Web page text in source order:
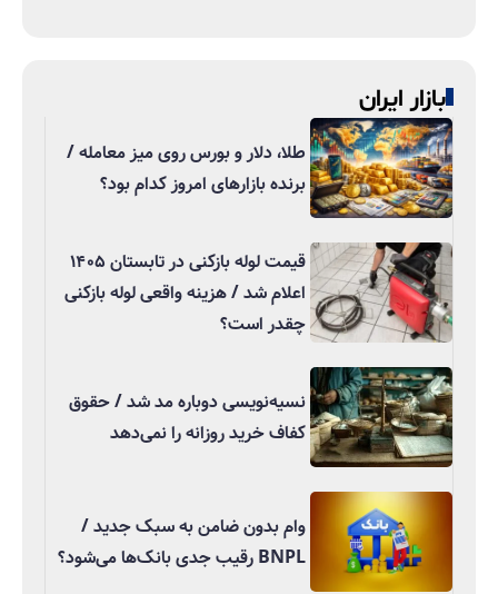
بازار ایران
طلا، دلار و بورس روی میز معامله /
برنده بازارهای امروز کدام بود؟
قیمت لوله بازکنی در تابستان ۱۴۰۵
اعلام شد / هزینه واقعی لوله بازکنی
چقدر است؟
نسیه‌نویسی دوباره مد شد / حقوق
کفاف خرید روزانه را نمی‌دهد
وام بدون ضامن به سبک جدید /
BNPL رقیب جدی بانک‌ها می‌شود؟